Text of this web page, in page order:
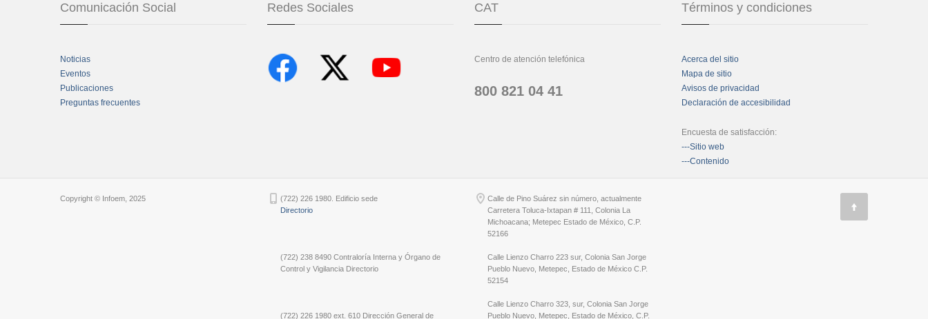
Comunicación Social
Noticias
Eventos
Publicaciones
Preguntas frecuentes
Redes Sociales CAT
Centro de atención telefónica
800 821 04 41
Términos y condiciones
Acerca del sitio
Mapa de sitio
Avisos de privacidad
Declaración de accesibilidad
Encuesta de satisfacción:
---Sitio web
---Contenido
Copyright © Infoem, 2025
(722) 226 1980. Edificio sede
Directorio
(722) 238 8490 Contraloría Interna y Órgano de
Control y Vigilancia Directorio
(722) 226 1980 ext. 610 Dirección General de
Calle de Pino Suárez sin número, actualmente
Carretera Toluca-Ixtapan # 111, Colonia La
Michoacana; Metepec Estado de México, C.P.
52166
Calle Lienzo Charro 223 sur, Colonia San Jorge
Pueblo Nuevo, Metepec, Estado de México C.P.
52154
Calle Lienzo Charro 323, sur, Colonia San Jorge
Pueblo Nuevo, Metepec, Estado de México, C.P.